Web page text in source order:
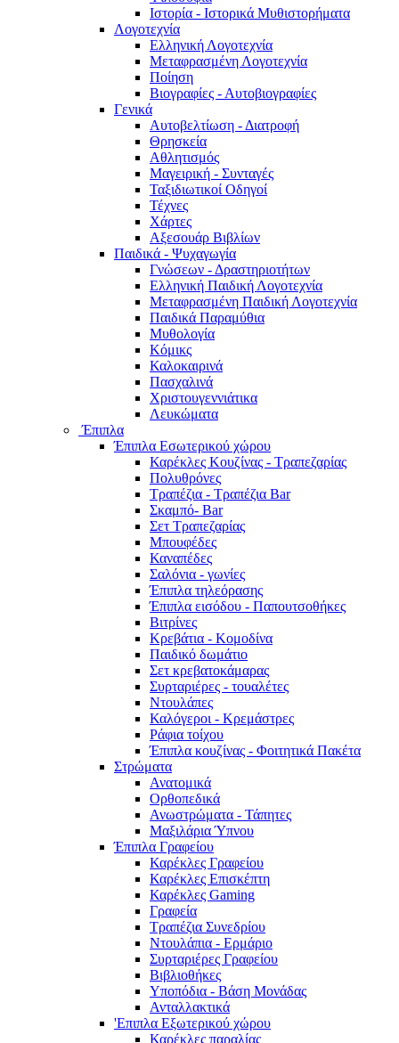
Ιστορία - Ιστορικά Μυθιστορήματα
Λογοτεχνία
Ελληνική Λογοτεχνία
Μεταφρασμένη Λογοτεχνία
Ποίηση
Βιογραφίες - Αυτοβιογραφίες
Γενικά
Αυτοβελτίωση - Διατροφή
Θρησκεία
Αθλητισμός
Μαγειρική - Συνταγές
Ταξιδιωτικοί Οδηγοί
Τέχνες
Χάρτες
Αξεσουάρ Βιβλίων
Παιδικά - Ψυχαγωγία
Γνώσεων - Δραστηριοτήτων
Ελληνική Παιδική Λογοτεχνία
Μεταφρασμένη Παιδική Λογοτεχνία
Παιδικά Παραμύθια
Μυθολογία
Κόμικς
Καλοκαιρινά
Πασχαλινά
Χριστουγεννιάτικα
Λευκώματα
Έπιπλα
Έπιπλα Εσωτερικού χώρου
Καρέκλες Κουζίνας - Τραπεζαρίας
Πολυθρόνες
Τραπέζια - Τραπέζια Bar
Σκαμπό- Bar
Σετ Τραπεζαρίας
Μπουφέδες
Καναπέδες
Σαλόνια - γωνίες
Έπιπλα τηλεόρασης
Έπιπλα εισόδου - Παπουτσοθήκες
Βιτρίνες
Κρεβάτια - Κομοδίνα
Παιδικό δωμάτιο
Σετ κρεβατοκάμαρας
Συρταριέρες - τουαλέτες
Ντουλάπες
Καλόγεροι - Κρεμάστρες
Ράφια τοίχου
Έπιπλα κουζίνας - Φοιτητικά Πακέτα
Στρώματα
Ανατομικά
Ορθοπεδικά
Ανωστρώματα - Τάπητες
Μαξιλάρια Ύπνου
Έπιπλα Γραφείου
Καρέκλες Γραφείου
Καρέκλες Επισκέπτη
Καρέκλες Gaming
Γραφεία
Τραπέζια Συνεδρίου
Ντουλάπια - Ερμάριο
Συρταριέρες Γραφείου
Βιβλιοθήκες
Υποπόδια - Βάση Μονάδας
Ανταλλακτικά
'Επιπλα Εξωτερικού χώρου
Καρέκλες παραλίας